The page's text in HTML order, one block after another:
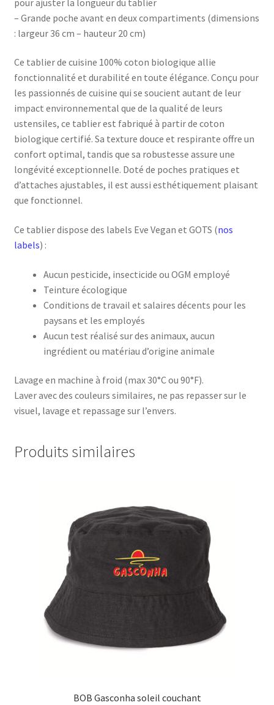
– Grande poche avant en deux compartiments (dimensions
: largeur 36 cm – hauteur 20 cm)
Ce tablier de cuisine 100% coton biologique allie
fonctionnalité et durabilité en toute élégance. Conçu pour
les passionnés de cuisine qui se soucient autant de leur
impact environnemental que de la qualité de leurs
ustensiles, ce tablier est fabriqué à partir de coton
biologique certifié. Sa texture douce et respirante offre un
confort optimal, tandis que sa robustesse assure une
longévité exceptionnelle. Doté de poches pratiques et
d’attaches ajustables, il est aussi esthétiquement plaisant
que fonctionnel.
Ce tablier dispose des labels Eve Vegan et GOTS (nos
labels) :
Aucun pesticide, insecticide ou OGM employé
Teinture écologique
Conditions de travail et salaires décents pour les
paysans et les employés
Aucun test réalisé sur des animaux, aucun
ingrédient ou matériau d’origine animale
Lavage en machine à froid (max 30°C ou 90°F).
Laver avec des couleurs similaires, ne pas repasser sur le
visuel, lavage et repassage sur l’envers.
Produits similaires
BOB Gasconha soleil couchant